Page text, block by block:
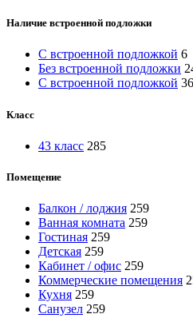
Наличие встроенной подложки
C встроенной подложкой 6
Без встроенной подложки
С встроенной подложкой 36
Класс
43 класс 285
Помещение
Балкон / лоджия 259
Ванная комната 259
Гостиная 259
Детская 259
Кабинет / офис 259
Коммерческие помещения
Кухня 259
Санузел 259